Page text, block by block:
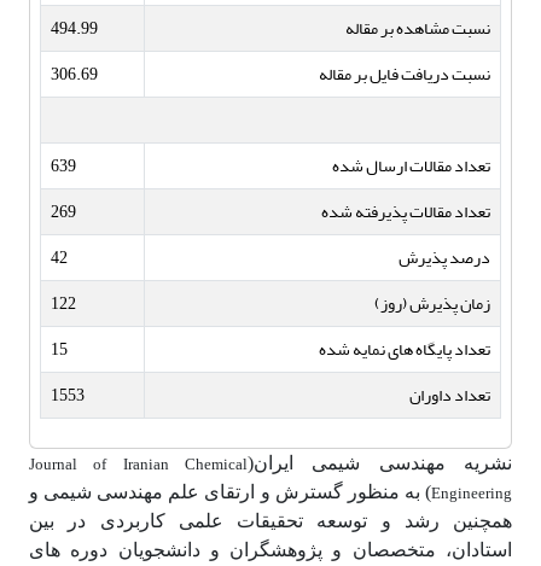
نسبت مشاهده بر مقاله
494.99
نسبت دریافت فایل بر مقاله
306.69
تعداد مقالات ارسال شده
639
تعداد مقالات پذیرفته شده
269
درصد پذیرش
42
زمان پذیرش (روز)
122
تعداد پایگاه های نمایه شده
15
تعداد داوران
1553
نشریه مهندسی شیمی ایران(Journal of Iranian Chemical
Engineering) به منظور گسترش و ارتقای علم مهندسی شیمی و
همچنین رشد و توسعه تحقیقات علمی کاربردی در بین
استادان، متخصصان و پژوهشگران و دانشجویان دوره های